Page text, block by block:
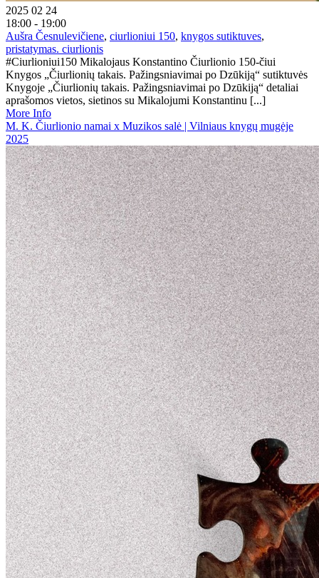
2025 02 24
18:00 - 19:00
Aušra Česnulevičiene, ciurlioniui 150, knygos sutiktuves,
pristatymas. ciurlionis
#Ciurlioniui150 Mikalojaus Konstantino Čiurlionio 150-čiui
Knygos „Čiurlionių takais. Pažingsniavimai po Dzūkiją“ sutiktuvės
Knygoje „Čiurlionių takais. Pažingsniavimai po Dzūkiją“ detaliai
aprašomos vietos, sietinos su Mikalojumi Konstantinu [...]
More Info
M. K. Čiurlionio namai x Muzikos salė | Vilniaus knygų mugėje
2025